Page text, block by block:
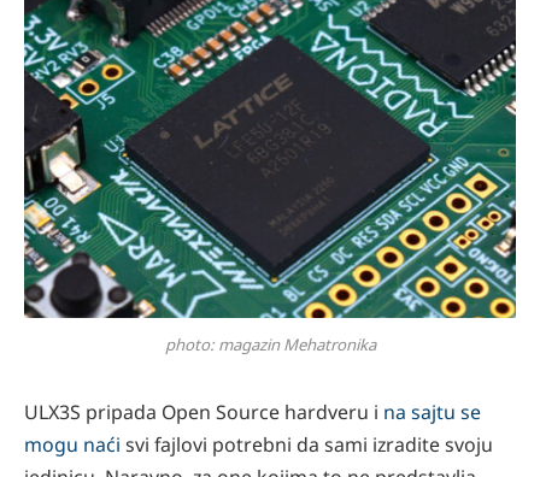
photo: magazin Mehatronika
ULX3S pripada Open Source hardveru i na sajtu se
mogu naći svi fajlovi potrebni da sami izradite svoju